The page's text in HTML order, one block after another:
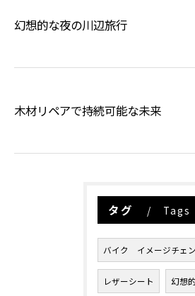
幻想的な夜の川辺旅行
木材リペアで持続可能な未来
タグ Tags
バイク イメージチェ
レザーシート 幻想